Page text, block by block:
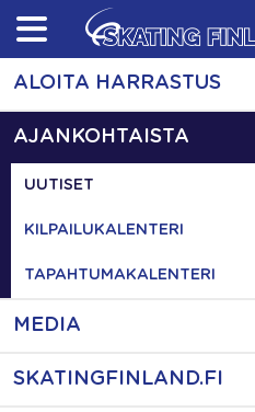
Skip
content
ALOITA HARRASTUS
AJANKOHTAISTA
UUTISET
KILPAILUKALENTERI
TAPAHTUMAKALENTERI
MEDIA
SKATINGFINLAND.FI